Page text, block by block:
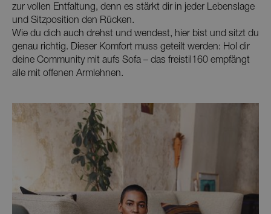
zur vollen Entfaltung, denn es stärkt dir in jeder Lebenslage
und Sitzposition den Rücken.
Wie du dich auch drehst und wendest, hier bist und sitzt du
genau richtig. Dieser Komfort muss geteilt werden: Hol dir
deine Community mit aufs Sofa – das freistil160 empfängt
alle mit offenen Armlehnen.